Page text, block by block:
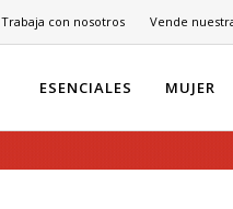
ESENCIALES MUJER
Trabaja con nosotros Vende